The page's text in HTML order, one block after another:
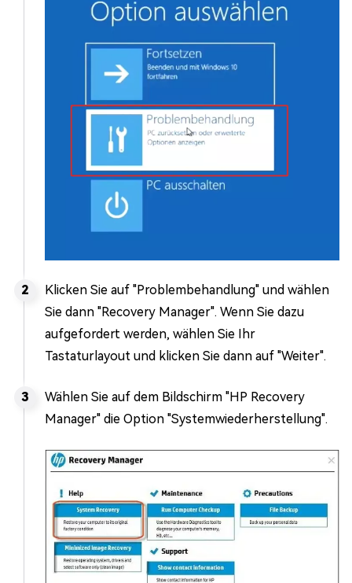
Klicken Sie auf "Problembehandlung" und wählen
Sie dann "Recovery Manager". Wenn Sie dazu
aufgefordert werden, wählen Sie Ihr
Tastaturlayout und klicken Sie dann auf "Weiter".
Wählen Sie auf dem Bildschirm "HP Recovery
Manager" die Option "Systemwiederherstellung".